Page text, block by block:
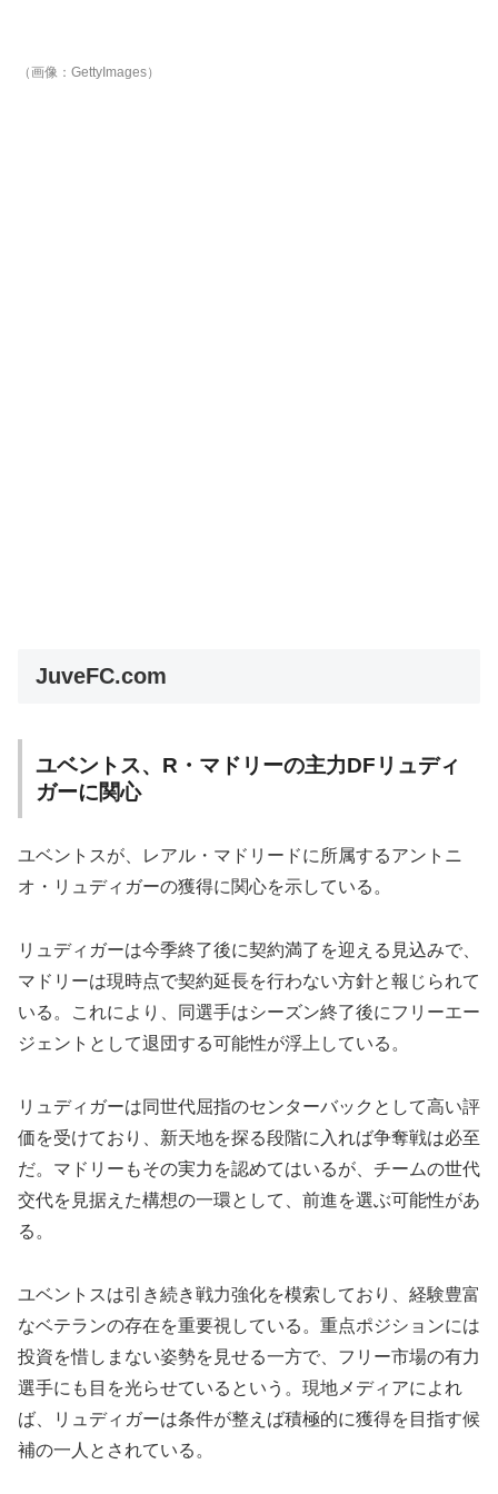
（画像：GettyImages）
JuveFC.com
ユベントス、R・マドリーの主力DFリュディ
ガーに関心
ユベントスが、レアル・マドリードに所属するアントニ
オ・リュディガーの獲得に関心を示している。
リュディガーは今季終了後に契約満了を迎える見込みで、
マドリーは現時点で契約延長を行わない方針と報じられて
いる。これにより、同選手はシーズン終了後にフリーエー
ジェントとして退団する可能性が浮上している。
リュディガーは同世代屈指のセンターバックとして高い評
価を受けており、新天地を探る段階に入れば争奪戦は必至
だ。マドリーもその実力を認めてはいるが、チームの世代
交代を見据えた構想の一環として、前進を選ぶ可能性があ
る。
ユベントスは引き続き戦力強化を模索しており、経験豊富
なベテランの存在を重要視している。重点ポジションには
投資を惜しまない姿勢を見せる一方で、フリー市場の有力
選手にも目を光らせているという。現地メディアによれ
ば、リュディガーは条件が整えば積極的に獲得を目指す候
補の一人とされている。